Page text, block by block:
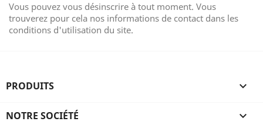
Vous pouvez vous désinscrire à tout moment. Vous
trouverez pour cela nos informations de contact dans les
conditions d'utilisation du site.
PRODUITS 
NOTRE SOCIÉTÉ 